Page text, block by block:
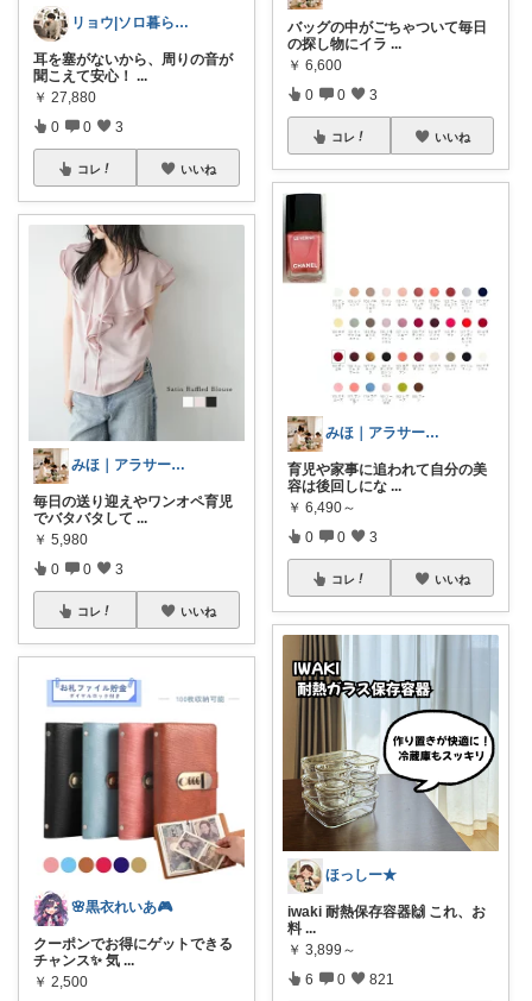
リョウ|ソロ暮らし帖
耳を塞がないから、周りの音が
聞こえて安心！ ...
￥ 27,880
0 0 3
コレ いいね
みほ｜アラサー主婦｜共働き｜2児育児中
毎日の送り迎えやワンオペ育児
でバタバタして ...
￥ 5,980
0 0 3
コレ いいね
🌸黒衣れいあ🎮
クーポンでお得にゲットできる
チャンス✨ 気 ...
￥ 2,500
バッグの中がごちゃついて毎日
の探し物にイラ ...
￥ 6,600
0 0 3
コレ いいね
みほ｜アラサー主婦｜共働き｜2児育児中
育児や家事に追われて自分の美
容は後回しにな ...
￥ 6,490～
0 0 3
コレ いいね
ほっしー★
iwaki 耐熱保存容器🙌 これ、お
料 ...
￥ 3,899～
6 0 821